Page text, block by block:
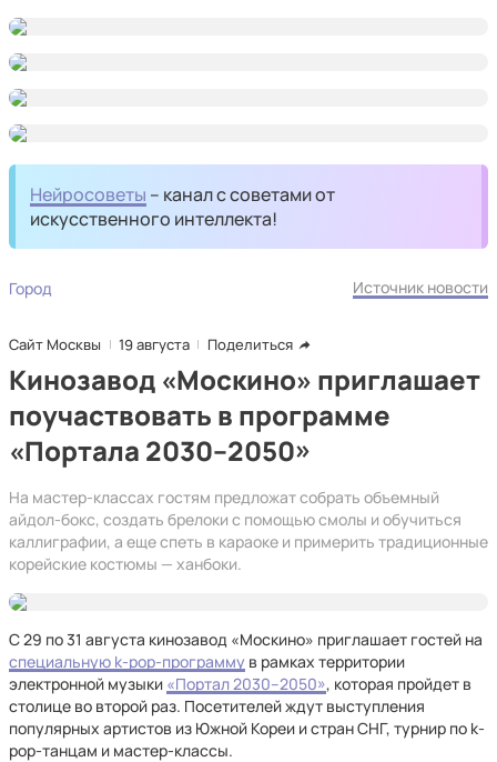
Нейросоветы – канал с советами от
искусственного интеллекта!
Город Источник новости
Сайт Москвы 19 августа Поделиться
Кинозавод «Москино» приглашает
поучаствовать в программе
«Портала 2030–2050»
На мастер-классах гостям предложат собрать объемный
айдол-бокс, создать брелоки с помощью смолы и обучиться
каллиграфии, а еще спеть в караоке и примерить традиционные
корейские костюмы — ханбоки.
С 29 по 31 августа кинозавод «Москино» приглашает гостей на
специальную k-pop-программу в рамках территории
электронной музыки «Портал 2030–2050», которая пройдет в
столице во второй раз. Посетителей ждут выступления
популярных артистов из Южной Кореи и стран СНГ, турнир по k-
pop-танцам и мастер-классы.